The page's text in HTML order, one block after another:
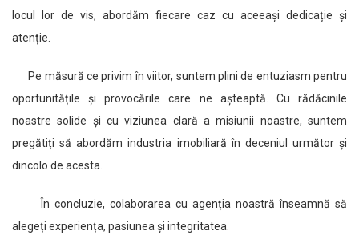
locul lor de vis, abordăm fiecare caz cu aceeași dedicație și
atenție.
Pe măsură ce privim în viitor, suntem plini de entuziasm pentru
oportunitățile și provocările care ne așteaptă. Cu rădăcinile
noastre solide și cu viziunea clară a misiunii noastre, suntem
pregătiți să abordăm industria imobiliară în deceniul următor și
dincolo de acesta.
În concluzie, colaborarea cu agenția noastră înseamnă să
alegeți experiența, pasiunea și integritatea.